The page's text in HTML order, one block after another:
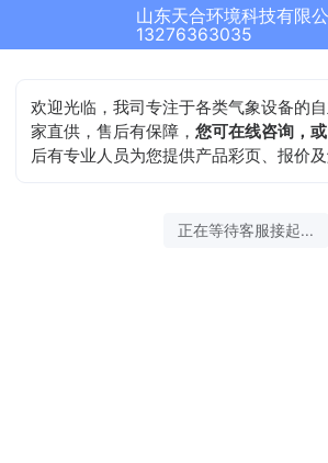
13276363035
欢迎光临，我司专注于各类气象设备的
家直供，售后有保障，您可在线咨询，
后有专业人员为您提供产品彩页、报价及
正在等待客服接起...